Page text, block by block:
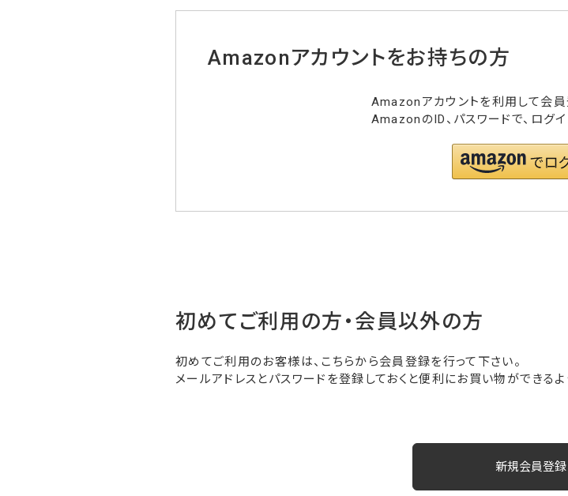
Amazonアカウントをお持ちの方
Amazonアカウントを利用して会員
AmazonのID、パスワードで、ログイ
初めてご利用の方・会員以外の方
初めてご利用のお客様は、こちらから会員登録を行って下さい。
メールアドレスとパスワードを登録しておくと便利にお買い物ができるよ